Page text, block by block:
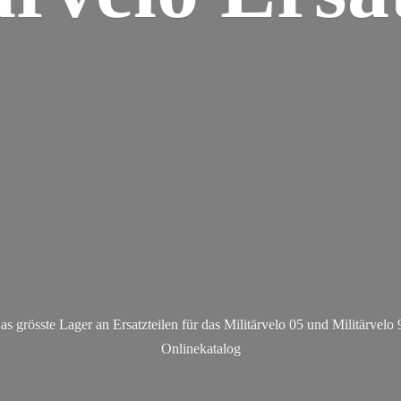
grösste Lager an Ersatzteilen für das Militärvelo 05 und Militärvelo
Onlinekatalog